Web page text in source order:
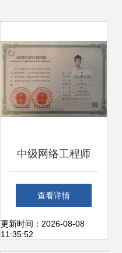
中级网络工程师
（计算机软考）报
名启动 既是职称，
查看详情
更新时间：2026-08-08
11:35:52